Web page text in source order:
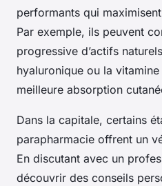
performants qui
Par exemple, ils peuvent
progressive d’actifs
hyaluronique ou la
meilleure absorption
Dans la capitale, certains
parapharmacie offrent un
En discutant avec un
découvrir des conseils